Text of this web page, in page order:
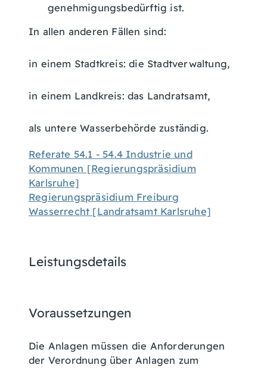
genehmigungsbedürftig ist.
In allen anderen Fällen sind:
in einem Stadtkreis: die Stadtverwaltung,
in einem Landkreis: das Landratsamt,
als untere Wasserbehörde zuständig.
Referate 54.1 - 54.4 Industrie und
Kommunen [Regierungspräsidium
Karlsruhe]
Regierungspräsidium Freiburg
Wasserrecht [Landratsamt Karlsruhe]
Leistungsdetails
Voraussetzungen
Die Anlagen müssen die Anforderungen
der Verordnung über Anlagen zum